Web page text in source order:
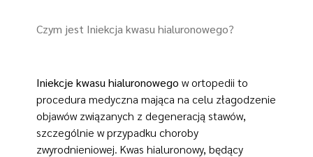
Czym jest Iniekcja kwasu hialuronowego?
Iniekcje kwasu hialuronowego w ortopedii to
procedura medyczna mająca na celu złagodzenie
objawów związanych z degeneracją stawów,
szczególnie w przypadku choroby
zwyrodnieniowej. Kwas hialuronowy, będący